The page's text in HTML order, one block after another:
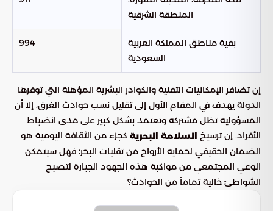
المنطقة الشرقية
بقية مناطق المملكة العربية
السعودية
994
إن تضافر الإمكانيات التقنية والكوادر البشرية المؤهلة التي توفرها
الدولة يهدف في المقام الأول إلى تقليل نسب حوادث الغرق، إلا أن
المسؤولية تظل مشتركة وتعتمد بشكل كبير على مدى انضباط
الأفراد. إن ترسيخ السلامة البحرية كجزء من الثقافة اليومية هو
الضمان الحقيقي لحماية الأرواح من تقلبات البحر؛ فهل سيتمكن
الوعي المجتمعي من مواكبة هذه الجهود الجبارة لتصبح
الشواطئ خالية تماماً من الحوادث؟